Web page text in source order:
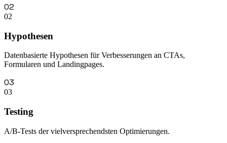
02
02
Hypothesen
Datenbasierte Hypothesen für Verbesserungen an CTAs,
Formularen und Landingpages.
03
03
Testing
A/B-Tests der vielversprechendsten Optimierungen.